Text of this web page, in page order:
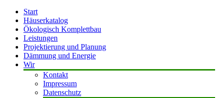
Start
Häuserkatalog
Ökologisch Komplettbau
Leistungen
Projektierung und Planung
Dämmung und Energie
Wir
Kontakt
Impressum
Datenschutz